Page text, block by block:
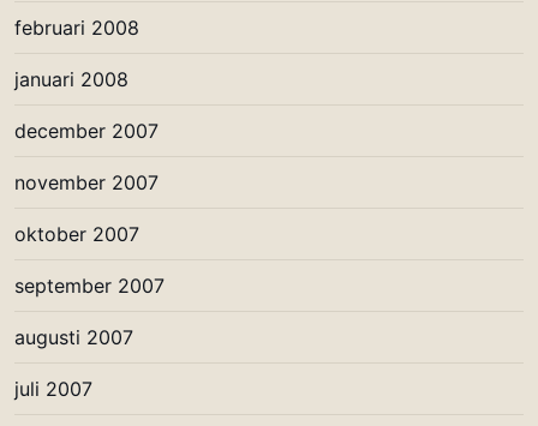
februari 2008
januari 2008
december 2007
november 2007
oktober 2007
september 2007
augusti 2007
juli 2007